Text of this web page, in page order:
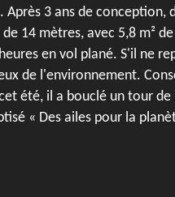
3 ans de conception,
14 mètres, avec 5,8 m²
en vol plané. S'il ne
de l'environnement.
été, il a bouclé un tour
« Des ailes pour la